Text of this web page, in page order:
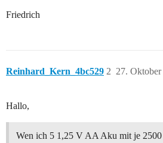
Friedrich
Reinhard_Kern_4bc529 27.
2
Hallo,
Wen ich 5 1,25 V AA Aku mit je